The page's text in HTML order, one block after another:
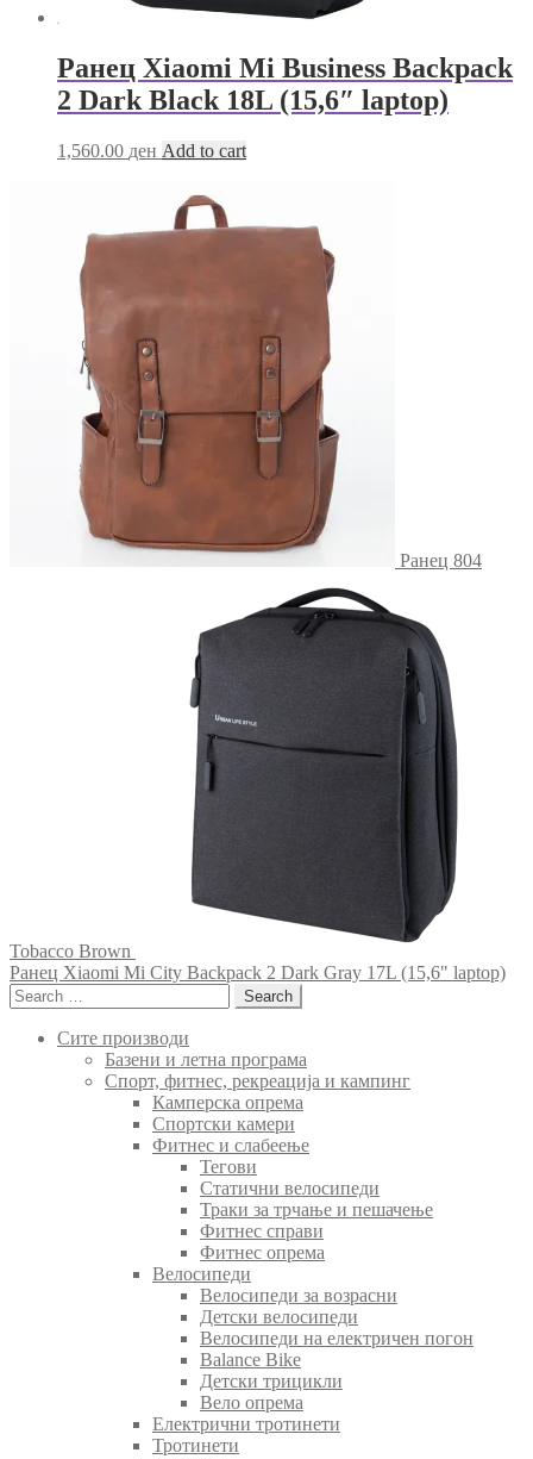
Ранец Xiaomi Mi Business Backpack
2 Dark Black 18L (15,6″ laptop)
1,560.00 ден Add to cart
Ранец 804
Tobacco Brown
Ранец Xiaomi Mi City Backpack 2 Dark Gray 17L (15,6" laptop)
Search
for:
Сите производи
Базени и летна програма
Спорт, фитнес, рекреација и кампинг
Камперска опрема
Спортски камери
Фитнес и слабеење
Тегови
Статични велосипеди
Траки за трчање и пешачење
Фитнес справи
Фитнес опрема
Велосипеди
Велосипеди за возрасни
Детски велосипеди
Велосипеди на електричен погон
Balance Bike
Детски трицикли
Вело опрема
Електрични тротинети
Тротинети